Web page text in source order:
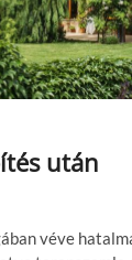
után
véve